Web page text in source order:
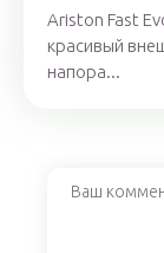
Ariston Fast
красивый
напора...